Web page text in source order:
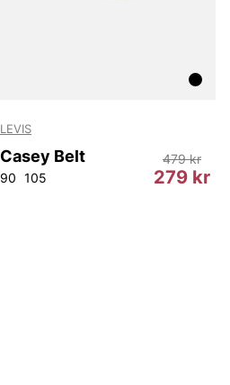
LEVIS
Casey Belt
90 105 279 kr
479 kr